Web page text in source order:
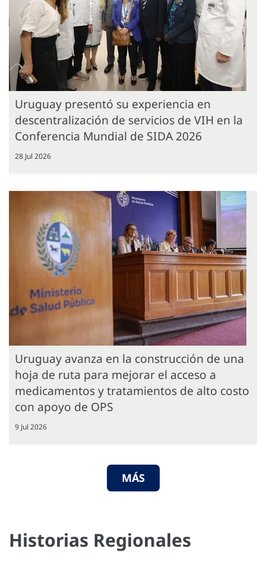
Uruguay presentó su experiencia en
descentralización de servicios de VIH en la
Conferencia Mundial de SIDA 2026
28 Jul 2026
Uruguay avanza en la construcción de una
hoja de ruta para mejorar el acceso a
medicamentos y tratamientos de alto costo
con apoyo de OPS
9 Jul 2026
MÁS
Historias Regionales